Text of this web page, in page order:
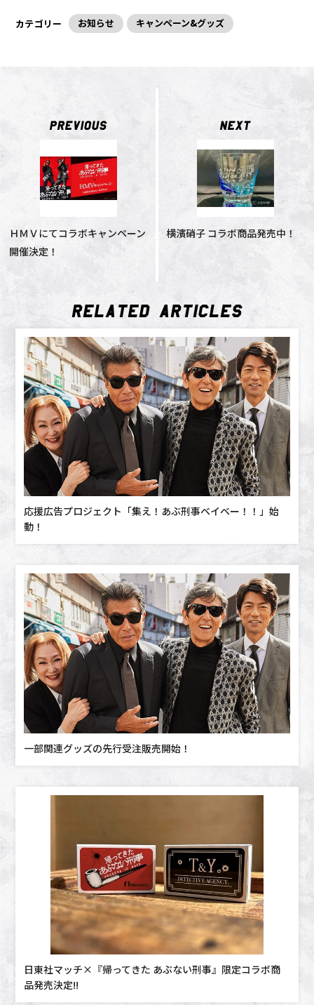
カテゴリー お知らせ キャンペーン&グッズ
PREVIOUS
ＨＭＶにてコラボキャンペーン
開催決定！
NEXT
横濱硝子 コラボ商品発売中！
RELATED_ARTICLES
応援広告プロジェクト「集え！あぶ刑事ベイベー！！」始
動！
一部関連グッズの先行受注販売開始！
日東社マッチ×『帰ってきた あぶない刑事』限定コラボ商
品発売決定!!